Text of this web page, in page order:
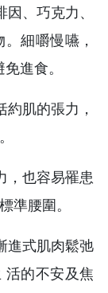
、巧克力、
細嚼慢嚥，
進食。
肌的張力，
，也容易罹患
準腰圍。
進式肌肉鬆弛
活的不安及焦